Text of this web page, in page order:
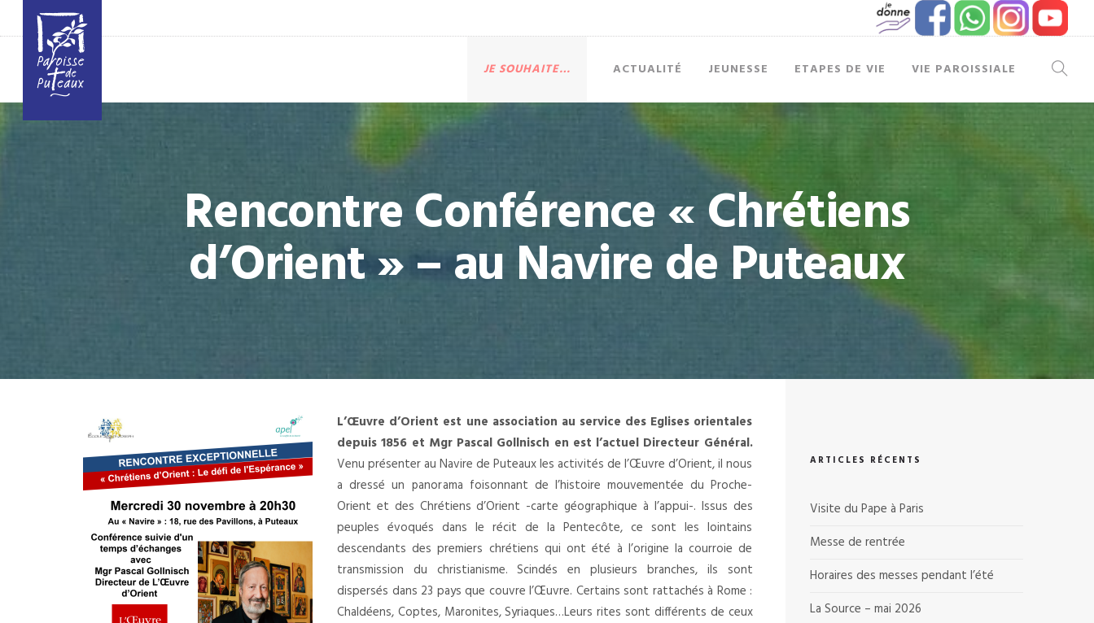
JE SOUHAITE… ACTUALITÉ JEUNESSE ETAPES DE VIE VIE PAROISSIALE
Rencontre Conférence « Chrétiens
d’Orient » – au Navire de Puteaux
L’Œuvre d’Orient est une association au service des Eglises orientales
depuis 1856 et Mgr Pascal Gollnisch en est l’actuel Directeur Général.
Venu présenter au Navire de Puteaux les activités de l’Œuvre d’Orient, il nous
a dressé un panorama foisonnant de l’histoire mouvementée du Proche-
Orient et des Chrétiens d’Orient -carte géographique à l’appui-. Issus des
peuples évoqués dans le récit de la Pentecôte, ce sont les lointains
descendants des premiers chrétiens qui ont été à l’origine la courroie de
transmission du christianisme. Scindés en plusieurs branches, ils sont
dispersés dans 23 pays que couvre l’Œuvre. Certains sont rattachés à Rome :
Chaldéens, Coptes, Maronites, Syriaques…Leurs rites sont différents de ceux
ARTICLES RÉCENTS
Visite du Pape à Paris
Messe de rentrée
Horaires des messes pendant l’été
La Source – mai 2026